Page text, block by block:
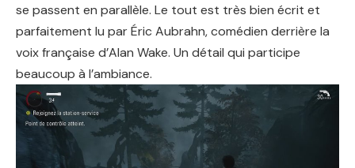
se passent en parallèle. Le tout est très bien écrit et
parfaitement lu par Éric Aubrahn, comédien derrière la
voix française d’Alan Wake. Un détail qui participe
beaucoup à l’ambiance.